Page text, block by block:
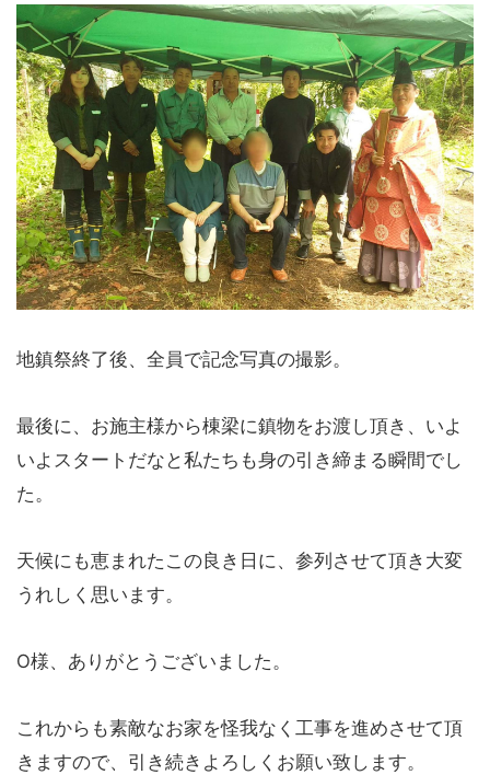
地鎮祭終了後、全員で記念写真の撮影。
最後に、お施主様から棟梁に鎮物をお渡し頂き、いよ
いよスタートだなと私たちも身の引き締まる瞬間でし
た。
天候にも恵まれたこの良き日に、参列させて頂き大変
うれしく思います。
O様、ありがとうございました。
これからも素敵なお家を怪我なく工事を進めさせて頂
きますので、引き続きよろしくお願い致します。